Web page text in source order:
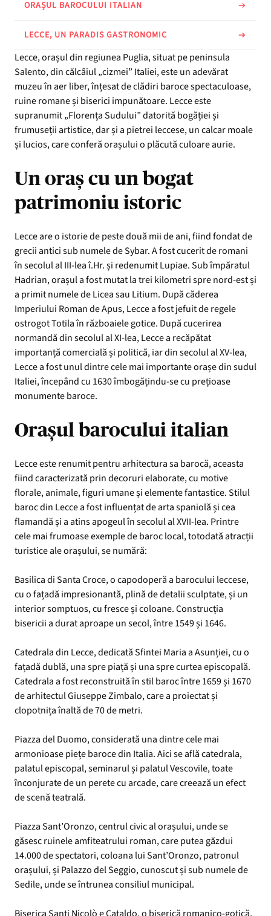
ORAȘUL BAROCULUI ITALIAN
LECCE, UN PARADIS GASTRONOMIC
Lecce, orașul din regiunea Puglia, situat pe peninsula
Salento, din călcâiul „cizmei” Italiei, este un adevărat
muzeu în aer liber, înțesat de clădiri baroce spectaculoase,
ruine romane și biserici impunătoare. Lecce este
supranumit „Florența Sudului” datorită bogăției și
frumuseții artistice, dar și a pietrei leccese, un calcar moale
și lucios, care conferă orașului o plăcută culoare aurie.
Un oraș cu un bogat
patrimoniu istoric
Lecce are o istorie de peste două mii de ani, fiind fondat de
grecii antici sub numele de Sybar. A fost cucerit de romani
în secolul al III-lea î.Hr. și redenumit Lupiae. Sub împăratul
Hadrian, orașul a fost mutat la trei kilometri spre nord-est și
a primit numele de Licea sau Litium. După căderea
Imperiului Roman de Apus, Lecce a fost jefuit de regele
ostrogot Totila în războaiele gotice. După cucerirea
normandă din secolul al XI-lea, Lecce a recăpătat
importanță comercială și politică, iar din secolul al XV-lea,
Lecce a fost unul dintre cele mai importante orașe din sudul
Italiei, începând cu 1630 îmbogățindu-se cu prețioase
monumente baroce.
Orașul barocului italian
Lecce este renumit pentru arhitectura sa barocă, aceasta
fiind caracterizată prin decoruri elaborate, cu motive
florale, animale, figuri umane și elemente fantastice. Stilul
baroc din Lecce a fost influențat de arta spaniolă și cea
flamandă și a atins apogeul în secolul al XVII-lea. Printre
cele mai frumoase exemple de baroc local, totodată atracții
turistice ale orașului, se numără:
Basilica di Santa Croce, o capodoperă a barocului leccese,
cu o fațadă impresionantă, plină de detalii sculptate, și un
interior somptuos, cu fresce și coloane. Construcția
bisericii a durat aproape un secol, între 1549 și 1646.
Catedrala din Lecce, dedicată Sfintei Maria a Asunției, cu o
fațadă dublă, una spre piață și una spre curtea episcopală.
Catedrala a fost reconstruită în stil baroc între 1659 și 1670
de arhitectul Giuseppe Zimbalo, care a proiectat și
clopotnița înaltă de 70 de metri.
Piazza del Duomo, considerată una dintre cele mai
armonioase piețe baroce din Italia. Aici se află catedrala,
palatul episcopal, seminarul și palatul Vescovile, toate
înconjurate de un perete cu arcade, care creează un efect
de scenă teatrală.
Piazza Sant’Oronzo, centrul civic al orașului, unde se
găsesc ruinele amfiteatrului roman, care putea găzdui
14.000 de spectatori, coloana lui Sant’Oronzo, patronul
orașului, și Palazzo del Seggio, cunoscut și sub numele de
Sedile, unde se întrunea consiliul municipal.